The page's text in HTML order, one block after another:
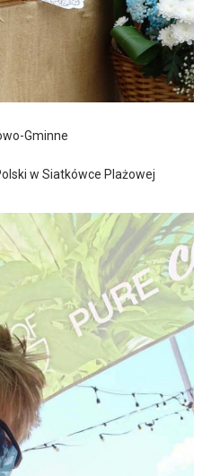
Gminne
w Siatkówce Plażowej